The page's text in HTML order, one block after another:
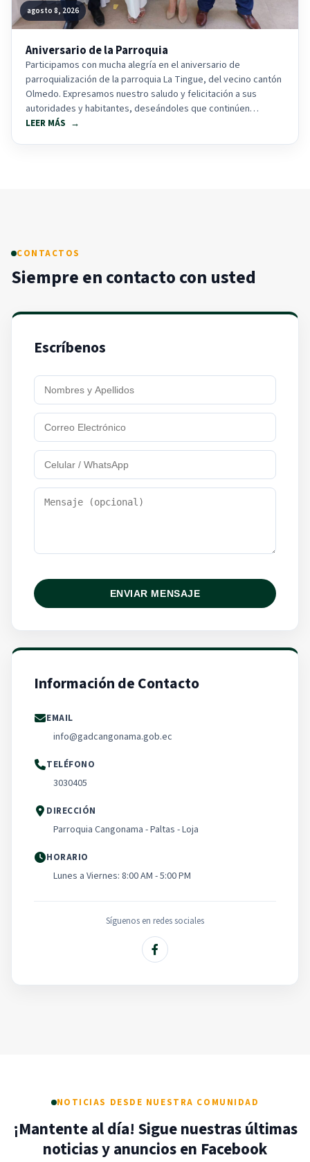
agosto 8, 2026
Aniversario de la Parroquia
Participamos con mucha alegría en el aniversario de
parroquialización de la parroquia La Tingue, del vecino cantón
Olmedo. Expresamos nuestro saludo y felicitación a sus
autoridades y habitantes, deseándoles que continúen
alcanzando...
LEER MÁS
CONTACTOS
Siempre en contacto con usted
Escríbenos
ENVIAR MENSAJE
Información de Contacto
EMAIL
info@gadcangonama.gob.ec
TELÉFONO
3030405
DIRECCIÓN
Parroquia Cangonama - Paltas - Loja
HORARIO
Lunes a Viernes: 8:00 AM - 5:00 PM
Síguenos en redes sociales
NOTICIAS DESDE NUESTRA COMUNIDAD
¡Mantente al día! Sigue nuestras últimas
noticias y anuncios en Facebook